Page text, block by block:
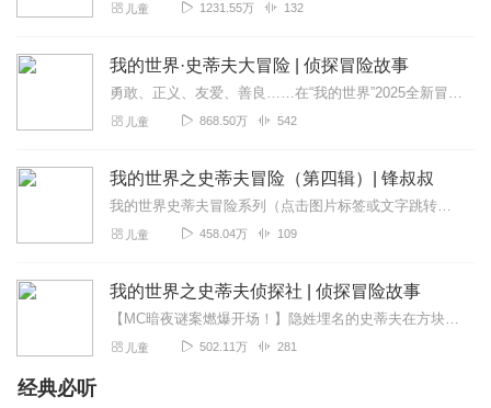
儿童 1231.55万 132
我的世界·史蒂夫大冒险 | 侦探冒险故事
勇敢、正义、友爱、善良……在“我的世界”2025全新冒险中，你都能一一寻找到！热爱自由又有点臭脾气的史蒂夫、勇敢善良却有着一半女巫血统的艾利克斯、胆小怕事但偶尔...
儿童 868.50万 542
我的世界之史蒂夫冒险（第四辑）| 锋叔叔
我的世界史蒂夫冒险系列（点击图片标签或文字跳转到专辑收听）【最新上线】【最全】锋叔叔必听专辑指引：紫灵村长系列（双子动漫著）星空物语全系列（双子动漫著）紫灵大...
儿童 458.04万 109
我的世界之史蒂夫侦探社 | 侦探冒险故事
【MC暗夜谜案燃爆开场！】隐姓埋名的史蒂夫在方块世界开起神秘侦探社，萌宠猫土豆用异能当线人，搭档少女艾利克斯组最强探案CP！从顶级藏宝图失窃案到方块大陆连环...
儿童 502.11万 281
经典必听